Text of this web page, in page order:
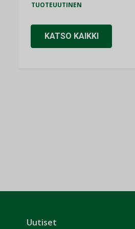
TUOTEUUTINEN
KATSO KAIKKI
Uutiset